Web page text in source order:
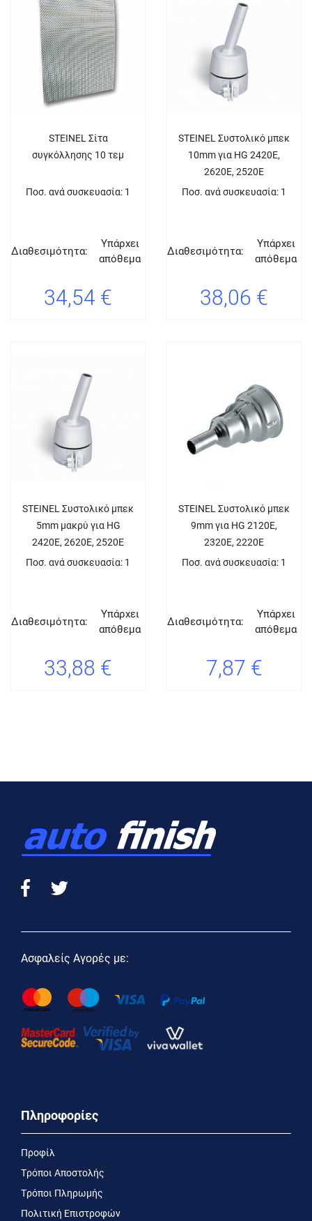
STEINEL Σίτα
συγκόλλησης 10 τεμ
Ποσ. ανά συσκευασία: 1
Διαθεσιμότητα:
Υπάρχει
απόθεμα
34,54 €
STEINEL Συστολικό μπεκ
10mm για HG 2420E,
2620E, 2520E
Ποσ. ανά συσκευασία: 1
Διαθεσιμότητα:
Υπάρχει
απόθεμα
38,06 €
STEINEL Συστολικό μπεκ
5mm μακρύ για HG
2420E, 2620E, 2520E
Ποσ. ανά συσκευασία: 1
Διαθεσιμότητα:
Υπάρχει
απόθεμα
33,88 €
STEINEL Συστολικό μπεκ
9mm για HG 2120E,
2320E, 2220E
Ποσ. ανά συσκευασία: 1
Διαθεσιμότητα:
Υπάρχει
απόθεμα
7,87 €
Ασφαλείς Αγορές με:
Πληροφορίες
Προφίλ
Τρόποι Αποστολής
Τρόποι Πληρωμής
Πολιτική Επιστροφών